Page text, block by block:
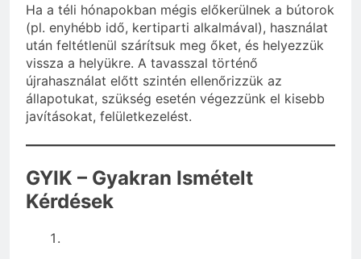
Ha a téli hónapokban mégis előkerülnek a bútorok
(pl. enyhébb idő, kertiparti alkalmával), használat
után feltétlenül szárítsuk meg őket, és helyezzük
vissza a helyükre. A tavasszal történő
újrahasználat előtt szintén ellenőrizzük az
állapotukat, szükség esetén végezzünk el kisebb
javításokat, felületkezelést.
GYIK – Gyakran Ismételt
Kérdések